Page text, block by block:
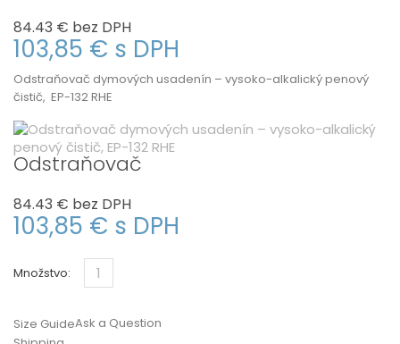
84.43 € bez DPH
103,85 € s DPH
Odstraňovač dymových usadenín – vysoko-alkalický penový
čistič, EP-132 RHE
Odstraňovač
84.43 € bez DPH
103,85 € s DPH
Množstvo:
Size GuideAsk a Question